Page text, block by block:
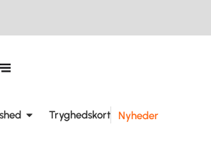
Tryghedskort Nyheder